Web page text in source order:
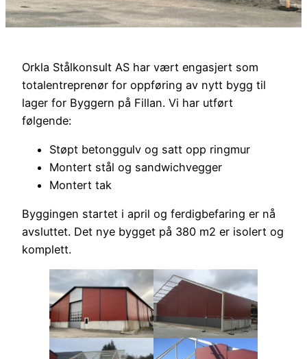
Orkla Stålkonsult AS har vært engasjert som
totalentreprenør for oppføring av nytt bygg til
lager for Byggern på Fillan. Vi har utført
følgende:
Støpt betonggulv og satt opp ringmur
Montert stål og sandwichvegger
Montert tak
Byggingen startet i april og ferdigbefaring er nå
avsluttet. Det nye bygget på 380 m2 er isolert og
komplett.